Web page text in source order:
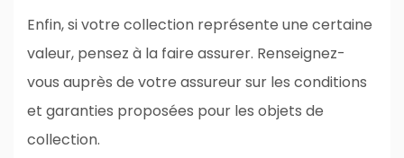
Enfin, si votre collection représente une certaine
valeur, pensez à la faire assurer. Renseignez-
vous auprès de votre assureur sur les conditions
et garanties proposées pour les objets de
collection.